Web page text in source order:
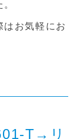
はお気軽にお
T→リ